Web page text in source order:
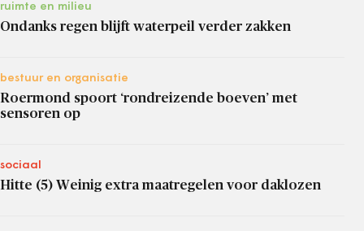
ruimte en milieu
Ondanks regen blijft waterpeil verder zakken
bestuur en organisatie
Roermond spoort ‘rondreizende boeven’ met
sensoren op
sociaal
Hitte (5) Weinig extra maatregelen voor daklozen